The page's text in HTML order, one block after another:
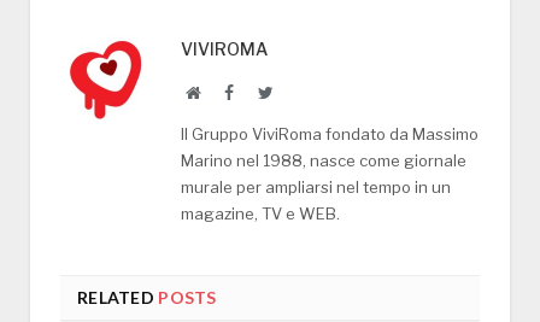
VIVIROMA
WebsiteFacebookTwitter
Il Gruppo ViviRoma fondato da Massimo
Marino nel 1988, nasce come giornale
murale per ampliarsi nel tempo in un
magazine, TV e WEB.
RELATED POSTS